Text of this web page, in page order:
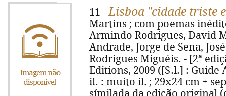
11 -Lisboa "cidade triste
Martins ; com poemas
Armindo Rodrigues, David
Andrade, Jorge de Sena,
Rodrigues Miguéis. - [2ª
Editions, 2009 ([S.l.] : Guide
il. : muito il. ; 29x24 cm +